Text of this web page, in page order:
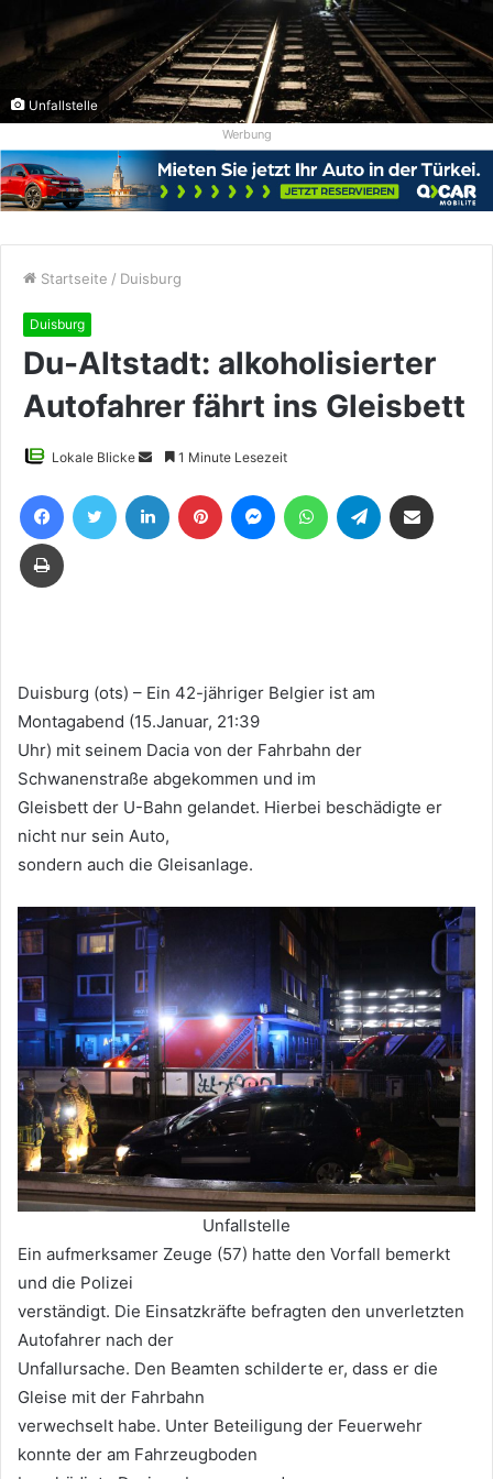
Unfallstelle
Werbung
Startseite / Duisburg
Duisburg
Du-Altstadt: alkoholisierter
Autofahrer fährt ins Gleisbett
Lokale Blicke
Sende
eine
E-
1 Minute Lesezeit
FacebookTwitter LinkedIn Pinterest MessengerWhatsAppTelegram
Drucken
Duisburg (ots) – Ein 42-jähriger Belgier ist am
Montagabend (15.Januar, 21:39
Uhr) mit seinem Dacia von der Fahrbahn der
Schwanenstraße abgekommen und im
Gleisbett der U-Bahn gelandet. Hierbei beschädigte er
nicht nur sein Auto,
sondern auch die Gleisanlage.
Unfallstelle
Ein aufmerksamer Zeuge (57) hatte den Vorfall bemerkt
und die Polizei
verständigt. Die Einsatzkräfte befragten den unverletzten
Autofahrer nach der
Unfallursache. Den Beamten schilderte er, dass er die
Gleise mit der Fahrbahn
verwechselt habe. Unter Beteiligung der Feuerwehr
konnte der am Fahrzeugboden